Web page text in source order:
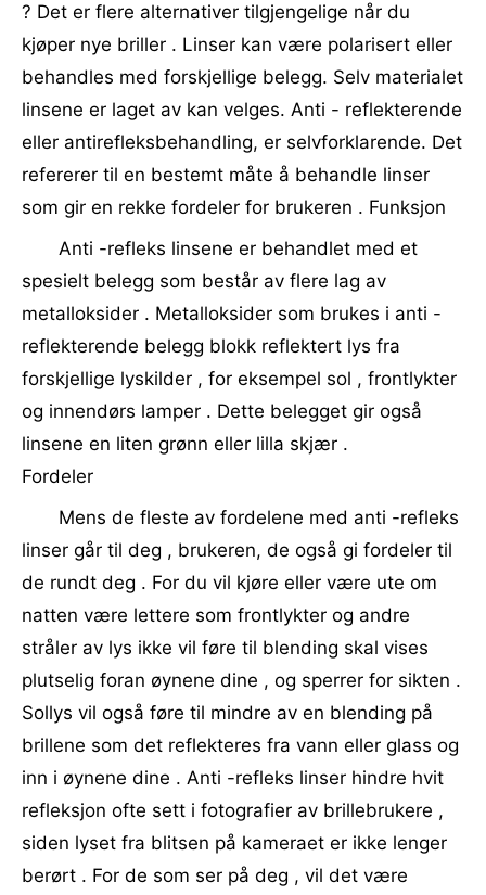
? Det er flere alternativer tilgjengelige når du
kjøper nye briller . Linser kan være polarisert eller
behandles med forskjellige belegg. Selv materialet
linsene er laget av kan velges. Anti - reflekterende
eller antirefleksbehandling, er selvforklarende. Det
refererer til en bestemt måte å behandle linser
som gir en rekke fordeler for brukeren . Funksjon
Anti -refleks linsene er behandlet med et
spesielt belegg som består av flere lag av
metalloksider . Metalloksider som brukes i anti -
reflekterende belegg blokk reflektert lys fra
forskjellige lyskilder , for eksempel sol , frontlykter
og innendørs lamper . Dette belegget gir også
linsene en liten grønn eller lilla skjær .
Fordeler
Mens de fleste av fordelene med anti -refleks
linser går til deg , brukeren, de også gi fordeler til
de rundt deg . For du vil kjøre eller være ute om
natten være lettere som frontlykter og andre
stråler av lys ikke vil føre til blending skal vises
plutselig foran øynene dine , og sperrer for sikten .
Sollys vil også føre til mindre av en blending på
brillene som det reflekteres fra vann eller glass og
inn i øynene dine . Anti -refleks linser hindre hvit
refleksjon ofte sett i fotografier av brillebrukere ,
siden lyset fra blitsen på kameraet er ikke lenger
berørt . For de som ser på deg , vil det være